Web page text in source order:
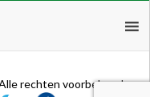
rechten voorbehouden.